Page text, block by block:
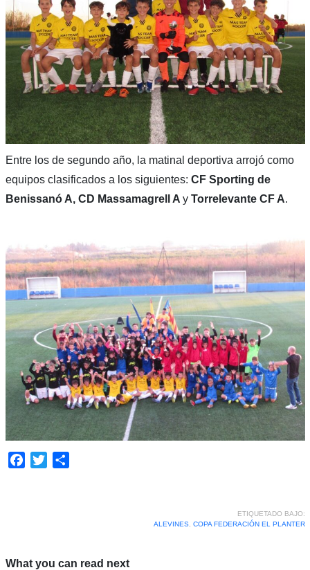
Entre los de segundo año, la matinal deportiva arrojó como
equipos clasificados a los siguientes: CF Sporting de
Benissanó A, CD Massamagrell A yTorrelevante CF A.
Facebook
Twitter
ETIQUETADO BAJO:
ALEVINES, COPA FEDERACIÓN EL PLANTER
What you can read next